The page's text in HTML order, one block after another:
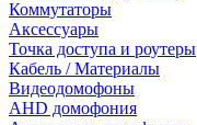
Коммутаторы
Аксессуары
Точка доступа и роутеры
Кабель / Материалы
Видеодомофоны
AHD домофония